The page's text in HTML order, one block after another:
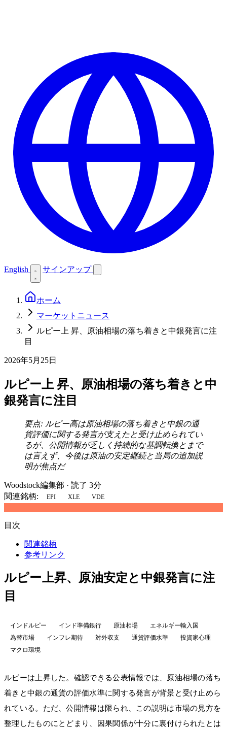
English サインアップ
ホーム
マーケットニュース
ルピー上 昇、原油相場の落ち着きと中銀発言に注
目
2026年5月25日
ルピー上 昇、原油相場の落ち着きと中
銀発言に注目
要点: ルピー高は原油相場の落ち着きと中銀の通
貨評価に関する発言が支えたと受け止められてい
るが、公開情報が乏しく持続的な基調転換とまで
は言えず、今後は原油の安定継続と当局の追加説
明が焦点だ
Woodstock編集部 · 読了 3分
関連銘柄:
EPI XLE VDE
目次
関連銘柄
参考リンク
ルピー上昇、原油安定と中銀発言に注
目
インドルピー インド準備銀行 原油相場
エネルギー輸入国
為替市場
インフレ期待 対外収支 通貨評価水準
投資家心理
マクロ環境
ルピーは上昇した。確認できる公表情報では、原油相場の落ち
着きと中銀の通貨の評価水準に関する発言が背景と受け止めら
れている。ただ、公開情報は限られ、この説明は市場の見方を
整理したものにとどまり、因果関係が十分に裏付けられたとは